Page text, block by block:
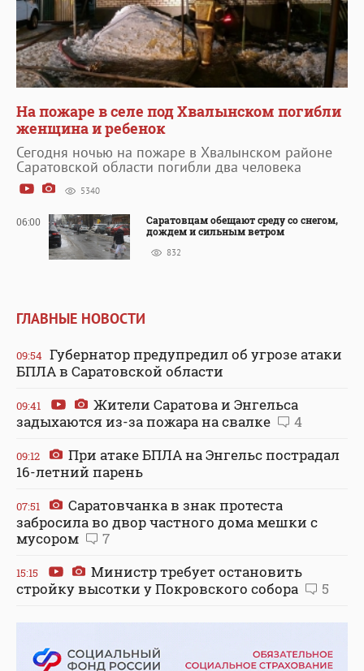
На пожаре в селе под Хвалынском погибли
женщина и ребенок
Сегодня ночью на пожаре в Хвалынском районе
Саратовской области погибли два человека
5340
06:00
Саратовцам обещают среду со снегом,
дождем и сильным ветром
832
ГЛАВНЫЕ НОВОСТИ
09:54 Губернатор предупредил об угрозе атаки
БПЛА в Саратовской области
09:41
Жители Саратова и Энгельса
задыхаются из-за пожара на свалке
4
09:12
При атаке БПЛА на Энгельс пострадал
16-летний парень
07:51
Саратовчанка в знак протеста
забросила во двор частного дома мешки с
мусором
7
15:15
Министр требует остановить
стройку высотки у Покровского собора
5